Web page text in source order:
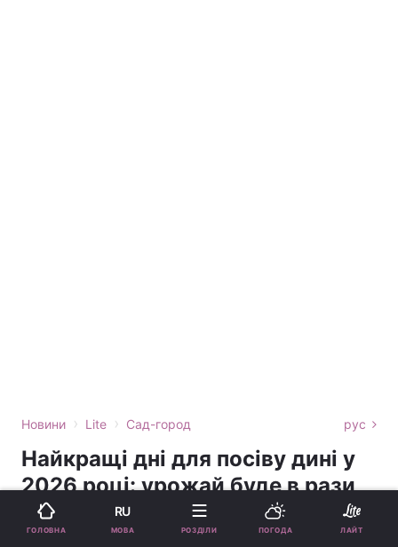
Новини › Lite › Сад-город рус
Найкращі дні для посіву дині у
2026 році: урожай буде в рази
більшим
ГОЛОВНА
RU
МОВА РОЗДІЛИ ПОГОДА ЛАЙТ